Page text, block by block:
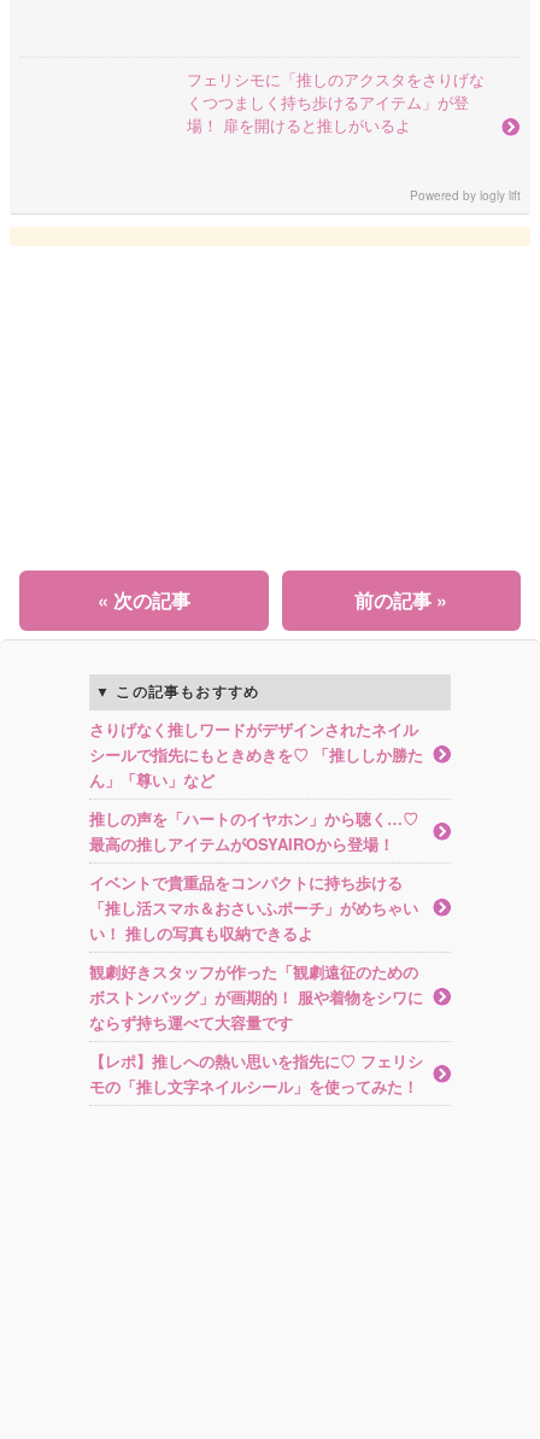
フェリシモに「推しのアクスタをさりげな
くつつましく持ち歩けるアイテム」が登
場！ 扉を開けると推しがいるよ
Powered bylogly lift
前の記事 »
« 次の記事
この記事もおすすめ
さりげなく推しワードがデザインされたネイル
シールで指先にもときめきを♡ 「推ししか勝た
ん」「尊い」など
推しの声を「ハートのイヤホン」から聴く…♡
最高の推しアイテムがOSYAIROから登場！
イベントで貴重品をコンパクトに持ち歩ける
「推し活スマホ＆おさいふポーチ」がめちゃい
い！ 推しの写真も収納できるよ
観劇好きスタッフが作った「観劇遠征のための
ボストンバッグ」が画期的！ 服や着物をシワに
ならず持ち運べて大容量です
【レポ】推しへの熱い思いを指先に♡ フェリシ
モの「推し文字ネイルシール」を使ってみた！